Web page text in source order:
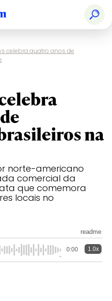
celebra quatro anos de
na
norte-americano
comercial da
que comemora
locais no
readme
0:00 1.0x